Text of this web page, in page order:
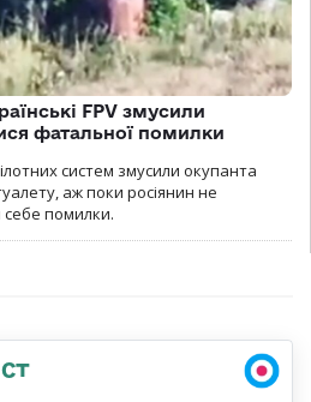
FPV змусили
фатальної помилки
систем змусили окупанта
аж поки росіянин не
себе помилки.